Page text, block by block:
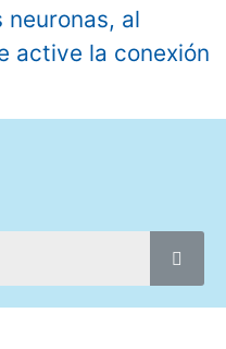
neuronas, al
active la conexión